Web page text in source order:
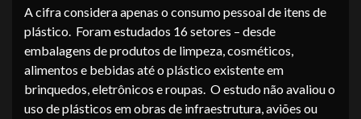
A cifra considera apenas o consumo pessoal de itens de
plástico. Foram estudados 16 setores – desde
embalagens de produtos de limpeza, cosméticos,
alimentos e bebidas até o plástico existente em
brinquedos, eletrônicos e roupas. O estudo não avaliou o
uso de plásticos em obras de infraestrutura, aviões ou